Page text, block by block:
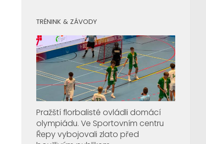
TRÉNINK & ZÁVODY
Pražští florbalisté ovládli domácí
olympiádu. Ve Sportovním centru
Řepy vybojovali zlato před